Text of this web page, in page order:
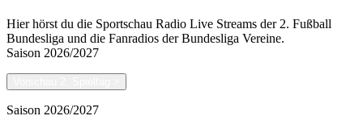
Hier hörst du die Sportschau Radio Live Streams der 2. Fußball
Bundesliga und die Fanradios der Bundesliga Vereine.
Saison 2026/2027
Saison 2026/2027